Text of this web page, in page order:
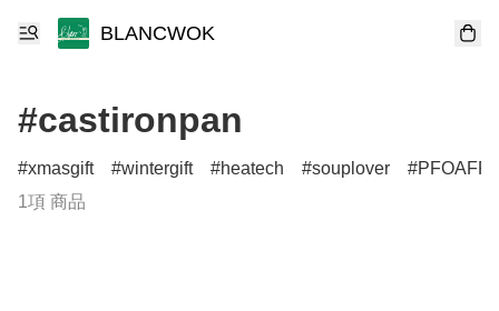
BLANCWOK
#castironpan
xmasgift wintergift heatech souplover
1項 商品